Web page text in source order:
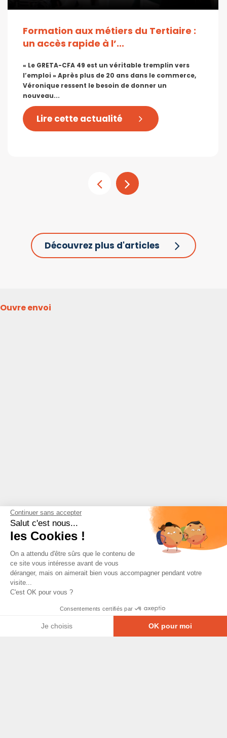
Formation aux métiers du Tertiaire :
un accès rapide à l’...
« Le GRETA-CFA 49 est un véritable tremplin vers
l’emploi » Après plus de 20 ans dans le commerce,
Véronique ressent le besoin de donner un
nouveau...
Lire cette actualité
Découvrez plus d'articles
Ouvre envoi
Continuer sans accepter
Salut c'est nous...
les Cookies !
On a attendu d'être sûrs que le contenu de
ce site vous intéresse avant de vous
déranger, mais on aimerait bien vous accompagner pendant votre
visite...
C'est OK pour vous ?
Consentements certifiés par
Je choisis OK pour moi